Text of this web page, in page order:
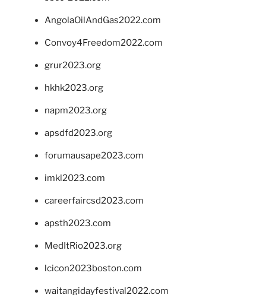
AngolaOilAndGas2022.com
Convoy4Freedom2022.com
grur2023.org
hkhk2023.org
napm2023.org
apsdfd2023.org
forumausape2023.com
imkl2023.com
careerfaircsd2023.com
apsth2023.com
MedItRio2023.org
lcicon2023boston.com
waitangidayfestival2022.com